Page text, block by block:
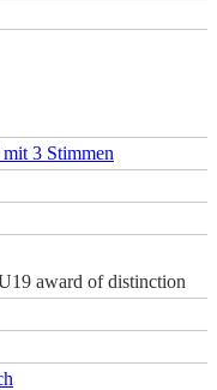
3 Stimmen
award of distinction